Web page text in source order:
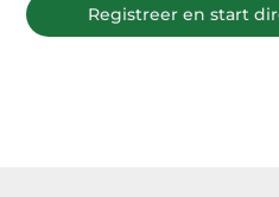
Registreer en start